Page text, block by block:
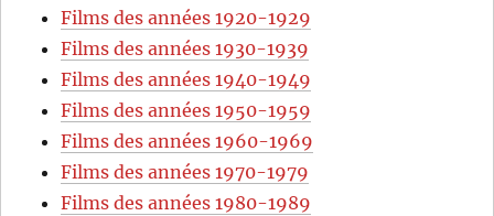
Films des années 1920-1929
Films des années 1930-1939
Films des années 1940-1949
Films des années 1950-1959
Films des années 1960-1969
Films des années 1970-1979
Films des années 1980-1989